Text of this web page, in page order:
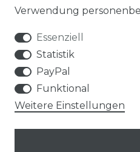
Verwendung
Essenziell
Statistik
PayPal
Funktional
Weitere Einstellungen